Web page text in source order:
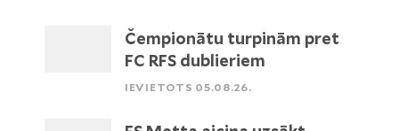
Čempionātu turpinām pret
FC RFS dublieriem
IEVIETOTS 05.08.26.